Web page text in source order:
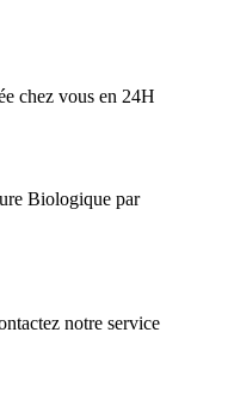
chez vous en 24H
Biologique par
notre service